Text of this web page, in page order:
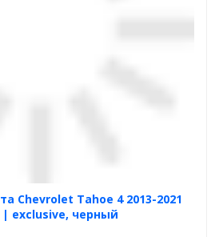
Chevrolet Tahoe 4 2013-2021
| exclusive, черный